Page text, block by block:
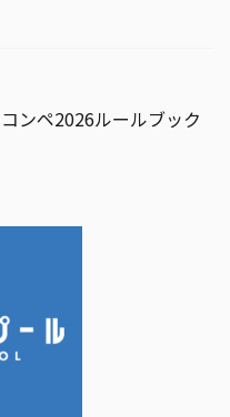
ンペ2026ルールブック